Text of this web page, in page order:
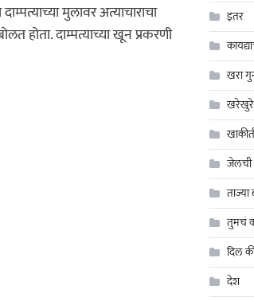
मुलावर अत्याचाराचा
होता. दाम्पत्याच्या खून प्रकरणी
इतर
खरा
खरेखुरे
जेलची
ताज्या
तुमचं
दिल
देश